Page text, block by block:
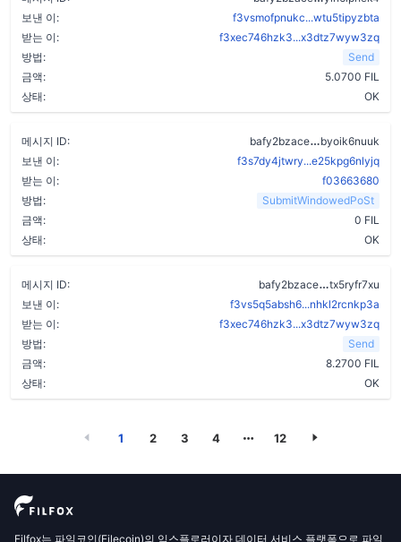
보낸 이:
f3vsmofpnukc...wtu5tipyzbta
받는 이:
f3xec746hzk3...x3dtz7wyw3zq
방법:
Send
금액:
5.0700 FIL
상태:
OK
메시지 ID: bafy2bzace
byoik6nuuk
보낸 이:
f3s7dy4jtwry...e25kpg6nlyjq
받는 이:
f03663680
방법:
SubmitWindowedPoSt
금액:
0 FIL
상태:
OK
메시지 ID: bafy2bzace
tx5ryfr7xu
보낸 이:
f3vs5q5absh6...nhkl2rcnkp3a
받는 이:
f3xec746hzk3...x3dtz7wyw3zq
방법:
Send
금액:
8.2700 FIL
상태:
OK
1 2 3 4 12
Filfox는 파일코인(Filecoin)의 익스플로러이자 데이터 서비스 플랫폼으로 파일